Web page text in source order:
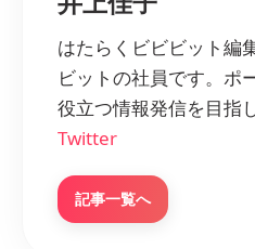
はたらくビビビット編
ビットの社員です。ポ
役立つ情報発信を目指
Twitter
記事一覧へ